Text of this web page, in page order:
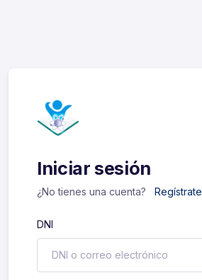
Iniciar sesión
¿No tienes una cuenta? Regístrate
DNI